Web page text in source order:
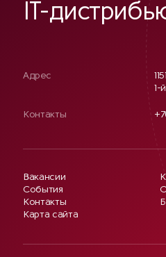
IT-
Адрес
1-
Контакты
Вакансии
События
Контакты
Карта сайта